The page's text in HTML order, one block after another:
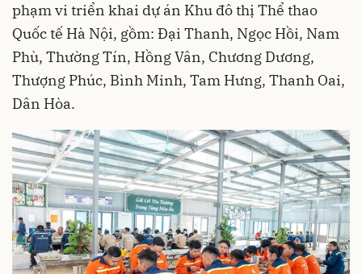
phạm vi triển khai dự án Khu đô thị Thể thao
Quốc tế Hà Nội, gồm: Đại Thanh, Ngọc Hồi, Nam
Phù, Thường Tín, Hồng Vân, Chương Dương,
Thượng Phúc, Bình Minh, Tam Hưng, Thanh Oai,
Dân Hòa.